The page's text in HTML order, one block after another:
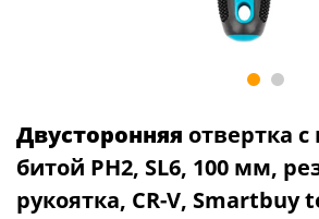
Двусторонняя отвертка
битой PH2, SL6, 100 мм,
рукоятка, CR-V, Smartbuy